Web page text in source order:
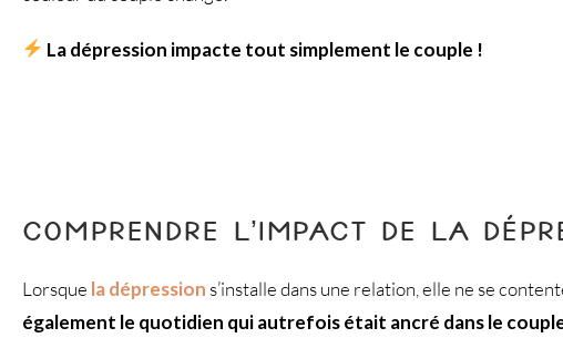
La dépression impacte tout simplement le couple !
COMPRENDRE L’IMPACT DE LA
Lorsque la dépression s’installe dans une relation, elle ne se
également le quotidien qui autrefois était ancré dans le